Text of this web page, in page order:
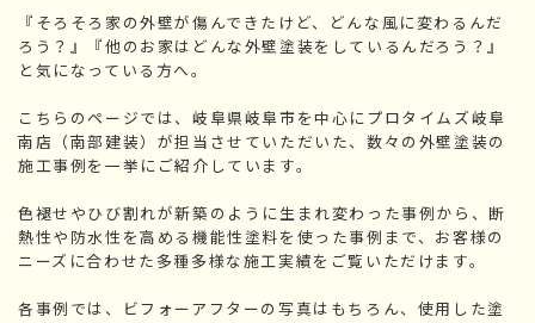
『そろそろ家の外壁が傷んできたけど、どんな風に変わるんだ
ろう？』『他のお家はどんな外壁塗装をしているんだろう？』
と気になっている方へ。
こちらのページでは、岐阜県岐阜市を中心にプロタイムズ岐阜
南店（南部建装）が担当させていただいた、数々の外壁塗装の
施工事例を一挙にご紹介しています。
色褪せやひび割れが新築のように生まれ変わった事例から、断
熱性や防水性を高める機能性塗料を使った事例まで、お客様の
ニーズに合わせた多種多様な施工実績をご覧いただけます。
各事例では、ビフォーアフターの写真はもちろん、使用した塗